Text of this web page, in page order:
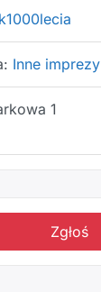
Inne imprezy
1
Zgłoś